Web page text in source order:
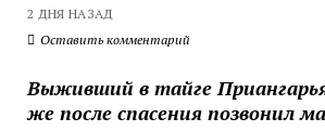
2 ДНЯ НАЗАД
Оставить комментарий
Выживший в тайге
же после спасения позвонил